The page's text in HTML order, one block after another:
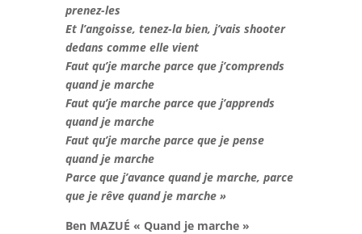
prenez-les
Et l’angoisse, tenez-la bien, j’vais shooter
dedans comme elle vient
Faut qu’je marche parce que j’comprends
quand je marche
Faut qu’je marche parce que j’apprends
quand je marche
Faut qu’je marche parce que je pense
quand je marche
Parce que j’avance quand je marche, parce
que je rêve quand je marche »
Ben MAZUÉ « Quand je marche »